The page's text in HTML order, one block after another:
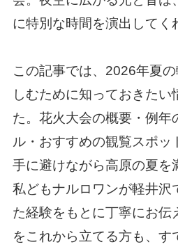
に特別な時間を演出してく
この記事では、2026年夏
しむために知っておきたい
た。花火大会の概要・例年
ル・おすすめの観覧スポッ
手に避けながら高原の夏を
私どもナルロワンが軽井沢
た経験をもとに丁寧にお伝
をこれから立てる方も、す